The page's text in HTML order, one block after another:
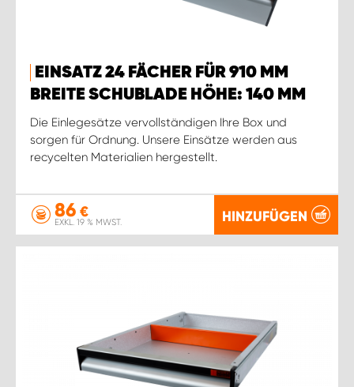
EINSATZ 24 FÄCHER FÜR 910 MM
BREITE SCHUBLADE HÖHE: 140 MM
Die Einlegesätze vervollständigen Ihre Box und
sorgen für Ordnung. Unsere Einsätze werden aus
recycelten Materialien hergestellt.
86 €
EXKL. 19 % MWST. HINZUFÜGEN